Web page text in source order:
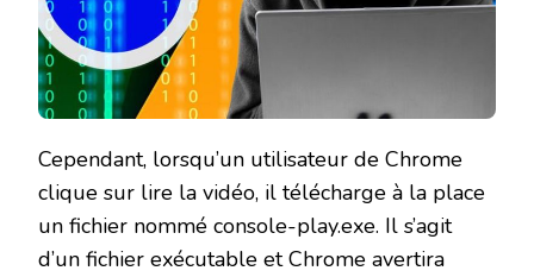
Cependant, lorsqu’un utilisateur de Chrome
clique sur lire la vidéo, il télécharge à la place
un fichier nommé console-play.exe. Il s’agit
d’un fichier exécutable et Chrome avertira